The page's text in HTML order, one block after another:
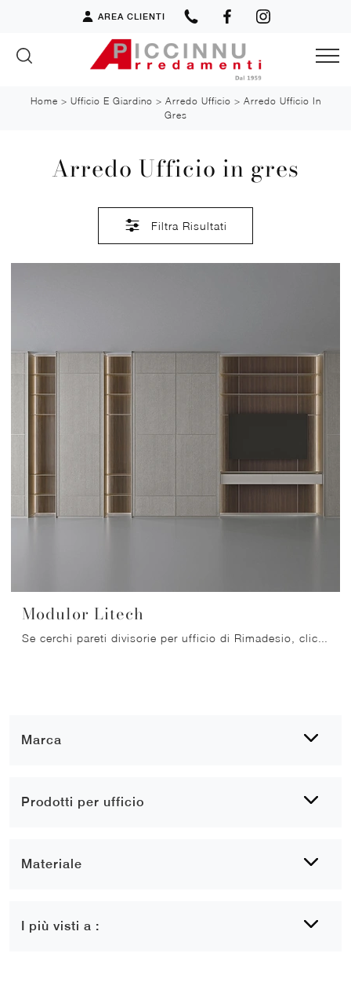
AREA CLIENTI
Home > Ufficio E Giardino > Arredo Ufficio > Arredo Ufficio In
Gres
Arredo Ufficio in gres
Marca
Prodotti per ufficio
Materiale
I più visti a :
Filtra Risultati
Modulor Litech